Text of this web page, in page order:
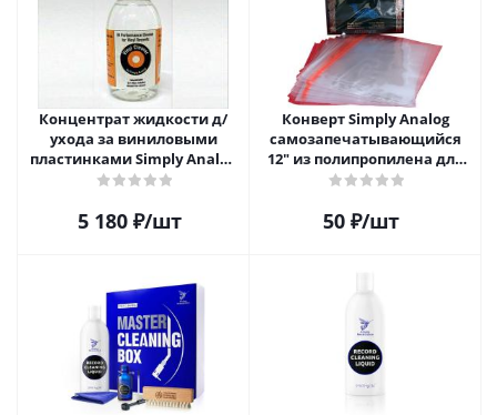
Концентрат жидкости д/
ухода за виниловыми
пластинками Simply Analog
200мл
5 180₽/шт
Конверт Simply Analog
самозапечатывающийся
12" из полипропилена для
пластинок
50 ₽/шт